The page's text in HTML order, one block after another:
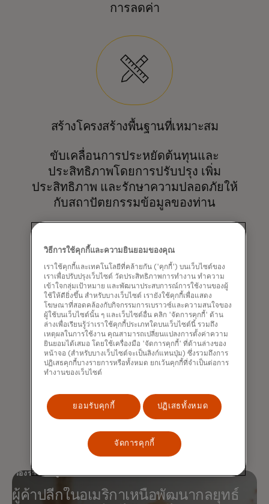
และนวัตกรรม ทำให้ข้อมูลของท่านเป็นแหล่งที่
เชื่อถือได้สำหรับการตัดสินใจที่ทรงพลังและการ
เติบโต
การลดค่า
สร้างโครงสร้างพื้นฐานที่เหมาะสม
ขับเคลื่อนการประหยัดต้นทุนและ
ประสิทธิภาพโดยการปรับปรุง เพิ่ม
ประสิทธิภาพ และรักษาความปลอดภัยให้
กับสถาปัตยกรรมข้อมูลของท่าน
สร้างรากฐานสำหรับการจัดการข้อมูล
ทำลายกำแพง, ตรวจสอบให้แน่ใจว่ามี
ความสอดคล้องกัน และเปิดใช้งานข้อมูล
ฉลาดยิ่งขึ้น
เรื่องราวของลูกค้า
ผู้ค้าปลีกในอเมริกาเหนือพัฒนากลยุทธ์
วิธีการใช้คุกกี้และความยินยอมของคุณ
เราใช้คุกกี้และเทคโนโลยีที่คล้ายกัน ('คุกกี้') บนเว็บไซต์ของ
เราเพื่อปรับปรุงเว็บไซต์ วัดประสิทธิภาพการทำงาน ทำความ
เข้าใจกลุ่มเป้าหมาย และพัฒนาประสบการณ์การใช้งานของผู้
ใช้ให้ดียิ่งขึ้น สำหรับบางเว็บไซต์ เรายังใช้คุกกี้เพื่อแสดง
โฆษณาที่สอดคล้องกับกิจกรรมการเบราวซ์และความสนใจของ
ผู้ใช้บนเว็บไซต์นั้น ๆ และเว็บไซต์อื่น คลิก 'จัดการคุกกี้' ด้าน
ล่างเพื่อเรียนรู้ว่าเราใช้คุกกี้ประเภทใดบนเว็บไซต์นี้ รวมถึง
เหตุผลในการใช้งาน คุณสามารถเปลี่ยนแปลงการตั้งค่าความ
ยินยอมได้เสมอ โดยใช้เครื่องมือ 'จัดการคุกกี้' ที่ด้านล่างของ
หน้าจอ (สำหรับบางเว็บไซต์จะเป็นลิงก์แทนปุ่ม) ซึ่งรวมถึงการ
ปฏิเสธคุกกี้บางรายการหรือทั้งหมด ยกเว้นคุกกี้ที่จำเป็นต่อการ
ทำงานของเว็บไซต์
ยอมรับคุกกี้ ปฏิเสธทั้งหมด
จัดการคุกกี้